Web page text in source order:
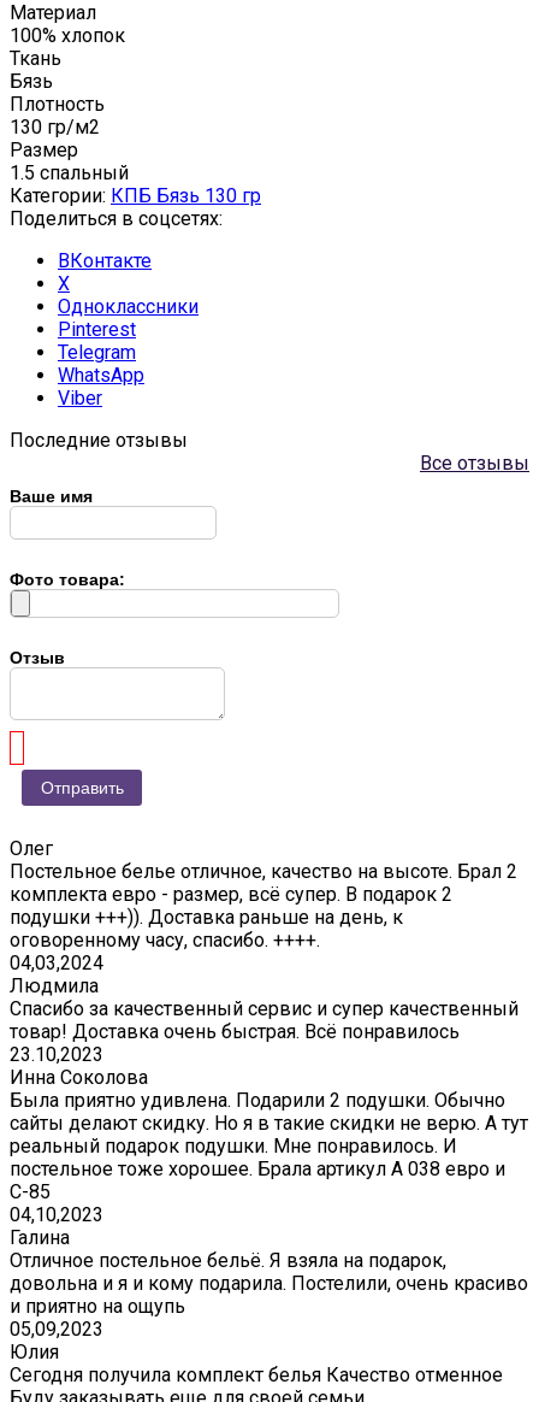
Материал
100% хлопок
Ткань
Бязь
Плотность
130 гр/м2
Размер
1.5 спальный
Категории: КПБ Бязь 130 гр
Поделиться в соцсетях:
ВКонтакте
X
Одноклассники
Pinterest
Telegram
WhatsApp
Viber
Последние отзывы
Все отзывы
Ваше имя
Фото товара:
Отзыв
Олег
Постельное белье отличное, качество на высоте. Брал 2
комплекта евро - размер, всё супер. В подарок 2
подушки +++)). Доставка раньше на день, к
оговоренному часу, спасибо. ++++.
04,03,2024
Людмила
Спасибо за качественный сервис и супер качественный
товар! Доставка очень быстрая. Всё понравилось
23.10,2023
Инна Соколова
Была приятно удивлена. Подарили 2 подушки. Обычно
сайты делают скидку. Но я в такие скидки не верю. А тут
реальный подарок подушки. Мне понравилось. И
постельное тоже хорошее. Брала артикул А 038 евро и
С-85
04,10,2023
Галина
Отличное постельное бельё. Я взяла на подарок,
довольна и я и кому подарила. Постелили, очень красиво
и приятно на ощупь
05,09,2023
Юлия
Сегодня получила комплект белья Качество отменное